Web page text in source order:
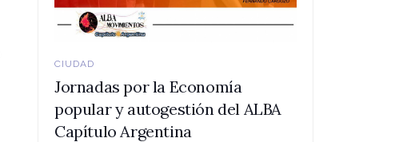
CIUDAD
Jornadas por la Economía
popular y autogestión del ALBA
Capítulo Argentina